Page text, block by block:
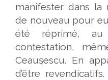
manifester dans la
de nouveau pour
été réprimé,
contestation,
Ceaușescu. En
d’être